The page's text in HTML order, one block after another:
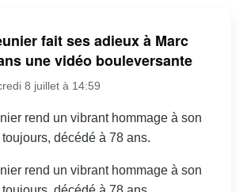
fait ses adieux à Marc
une vidéo bouleversante
8 juillet à 14:59
rend un vibrant hommage à son
décédé à 78 ans.
rend un vibrant hommage à son